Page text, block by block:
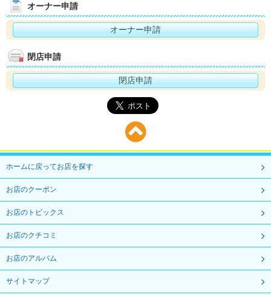
オーナー申請
オーナー申請
閉店申請
閉店申請
ホームに戻ってお店を探す
お店のクーポン
お店のトピックス
お店のクチコミ
お店のアルバム
サイトマップ